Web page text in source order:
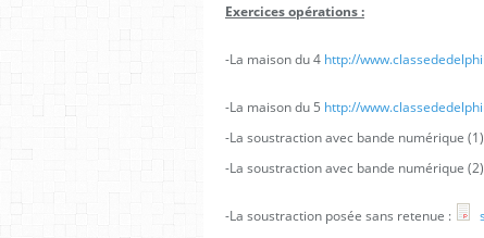
Exercices opérations :
-La maison du 4 http://
-La maison du 5 http://
-La soustraction avec bande numérique
-La soustraction avec bande numérique
-La soustraction posée sans retenue :